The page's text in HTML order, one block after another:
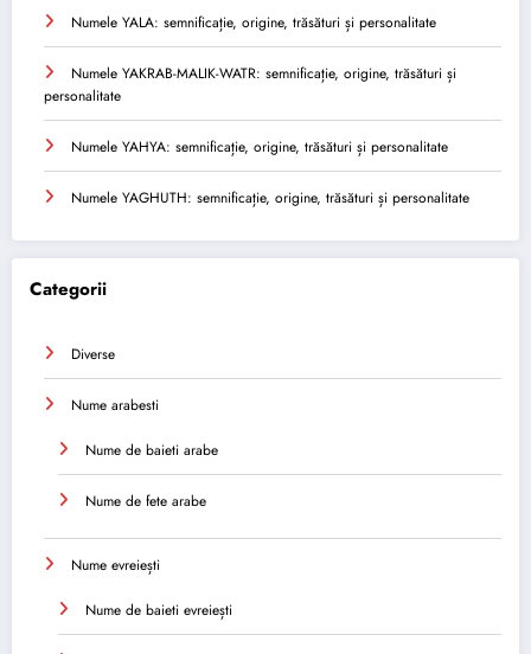
Numele YALA: semnificație, origine, trăsături și personalitate
Numele YAKRAB-MALIK-WATR: semnificație, origine, trăsături și
personalitate
Numele YAHYA: semnificație, origine, trăsături și personalitate
Numele YAGHUTH: semnificație, origine, trăsături și personalitate
Categorii
Diverse
Nume arabesti
Nume de baieti arabe
Nume de fete arabe
Nume evreiești
Nume de baieti evreiești